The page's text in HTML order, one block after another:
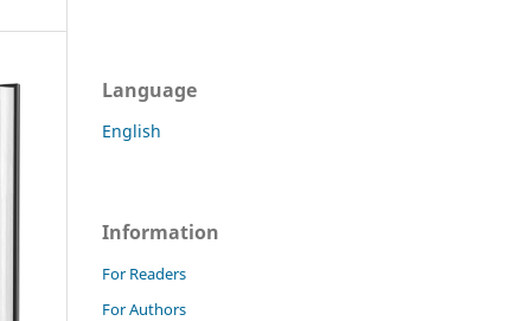
Language
English
Information
For Readers
For Authors